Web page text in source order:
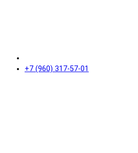
+7 (960) 317-57-01